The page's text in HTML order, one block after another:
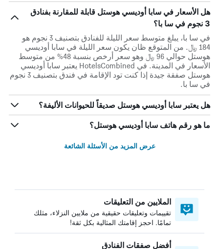
هل الأسعار في سابا أوديسي هوستل قابلة للمقارنة بفنادق
3 نجوم في سا با؟
في سا با، يبلغ متوسط ​​سعر الليلة للفنادق بتصنيف 3 نجوم هو
184 ﷼. من المتوقع ظان يكون سعر الليلة في سابا أوديسي
هوستل حوالي 96 ﷼ وهو سعر أرخص بنسبة 48% من متوسط
الأسعار في المدينة. في HotelsCombined يعتبر سابا أوديسي
هوستل صفقة جيدة إذا كنت تود الإقامة في فندق بتصنيف 3 نجوم
في سا با.
هل يعتبر سابا أوديسي هوستل صديقاً للحيوانات الأليفة؟
ما هو رقم هاتف سابا أوديسي هوستل؟
عرض المزيد من الأسئلة الشائعة
الملايين من التعليقات
تقييمات وتعليقات حقيقية من ملايين النزلاء، مثلك
تمامًا. احجز إقامتك المثالية بكل ثقة!
أفضل صفقات الفنادق